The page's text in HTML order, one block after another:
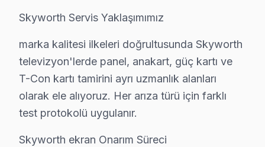
Beşiktaş'de Skyworth servis hizmetlerimizde
• Beşiktaş'de işçilik garantisi: 2 yıl
• Beşiktaş servisimizde yedek parça garantisi: 2 yıl
• Beşiktaş'de aynı arızanın tekrarında ücretsiz
• Beşiktaş servisimizde garanti belgesi ve fatura ile
Skyworth Servis Yaklaşımımız
marka kalitesi ilkeleri doğrultusunda Skyworth
televizyon'lerde panel, anakart, güç kartı ve
T-Con kartı tamirini ayrı uzmanlık alanları
olarak ele alıyoruz. Her arıza türü için farklı
test protokolü uygulanır.
Skyworth ekran Onarım Süreci